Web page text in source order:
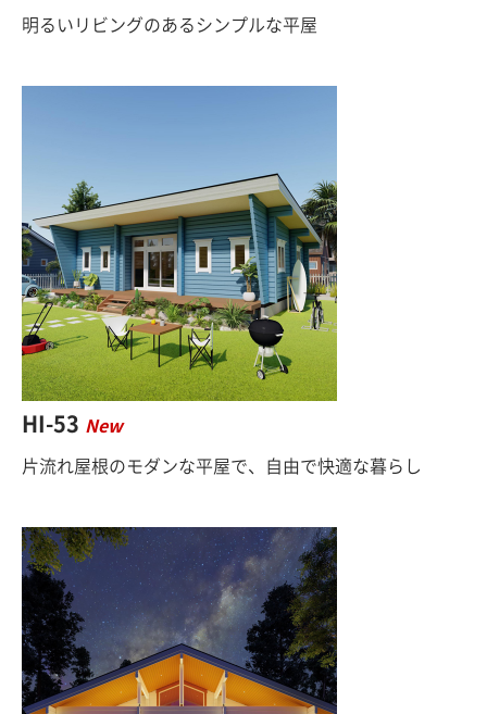
明るいリビングのあるシンプルな平屋
HI-53 New
片流れ屋根のモダンな平屋で、自由で快適な暮らし